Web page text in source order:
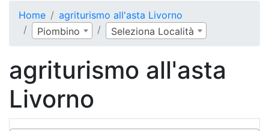
Home
agriturismo all'asta Livorno
Piombino
Seleziona Località
agriturismo all'asta
Livorno